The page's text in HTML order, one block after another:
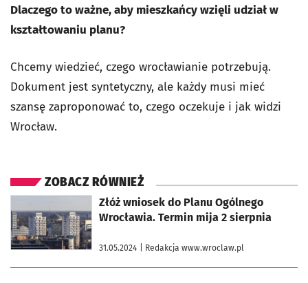
Dlaczego to ważne, aby mieszkańcy wzięli udział w
kształtowaniu planu?
Chcemy wiedzieć, czego wrocławianie potrzebują.
Dokument jest syntetyczny, ale każdy musi mieć
szansę zaproponować to, czego oczekuje i jak widzi
Wrocław.
ZOBACZ RÓWNIEŻ
Złóż wniosek do Planu Ogólnego
Wrocławia. Termin mija 2 sierpnia
31.05.2024 | Redakcja www.wroclaw.pl
otworzy się w nowej karcie